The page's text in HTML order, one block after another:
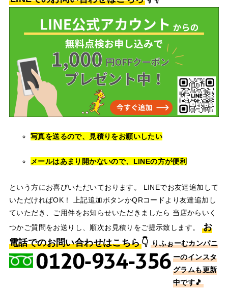
写真を送るので、見積りをお願いしたい
メールはあまり開かないので、LINEの方が便利
という方にお喜びいただいております。 LINEでお友達追加して
いただければOK！ 上記追加ボタンかQRコードより友達追加し
ていただき、ご用件をお知らせいただきましたら 当店からいく
つかご質問をお送りし、順次お見積りをご提示致します。
お
電話でのお問い合わせはこちら👇 りふぉーむカンパニ
ーのインスタ
グラムも更新
中です🎵